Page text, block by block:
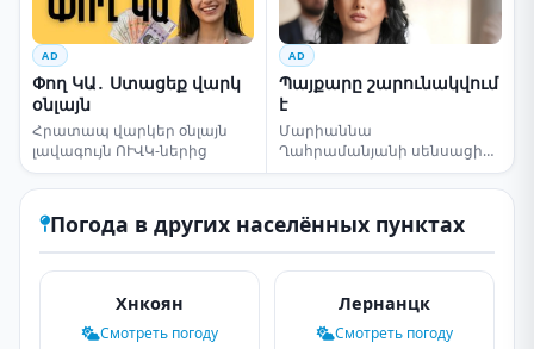
AD
Փող ԿԱ․ Ստացեք վարկ
օնլայն
Հրատապ վարկեր օնլայն
լավագույն ՈՒՎԿ-ներից
AD
Պայքարը շարունակվում
է
Մարիաննա
Ղահրամանյանի սենսացիոն
կոչը
Погода в других населённых пунктах
Хнкоян
Смотреть погоду
Лернанцк
Смотреть погоду